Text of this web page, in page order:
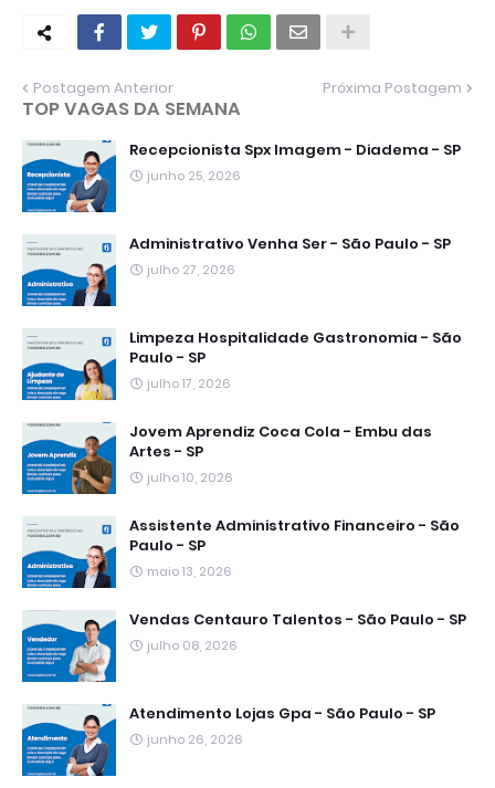
Postagem Anterior Próxima Postagem
TOP VAGAS DA SEMANA
Recepcionista Spx Imagem - Diadema - SP
junho 25, 2026
Administrativo Venha Ser - São Paulo - SP
julho 27, 2026
Limpeza Hospitalidade Gastronomia - São
Paulo - SP
julho 17, 2026
Jovem Aprendiz Coca Cola - Embu das
Artes - SP
julho 10, 2026
Assistente Administrativo Financeiro - São
Paulo - SP
maio 13, 2026
Vendas Centauro Talentos - São Paulo - SP
julho 08, 2026
Atendimento Lojas Gpa - São Paulo - SP
junho 26, 2026